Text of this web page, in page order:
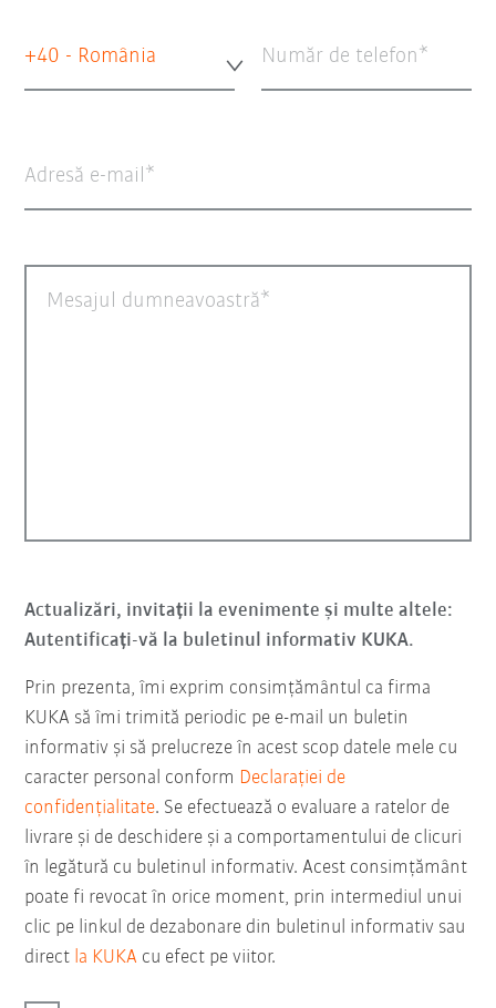
+40 - România Număr de telefon
Adresă e-mail
Mesajul dumneavoastră
Actualizări, invitații la evenimente și multe altele:
Autentificați-vă la buletinul informativ KUKA.
Prin prezenta, îmi exprim consimțământul ca firma
KUKA să îmi trimită periodic pe e-mail un buletin
informativ şi să prelucreze în acest scop datele mele cu
caracter personal conform Declarației de
confidențialitate. Se efectuează o evaluare a ratelor de
livrare și de deschidere și a comportamentului de clicuri
în legătură cu buletinul informativ. Acest consimțământ
poate fi revocat în orice moment, prin intermediul unui
clic pe linkul de dezabonare din buletinul informativ sau
direct la KUKA cu efect pe viitor.